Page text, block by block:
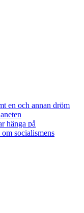
en och annan dröm
hänga på
socialismens